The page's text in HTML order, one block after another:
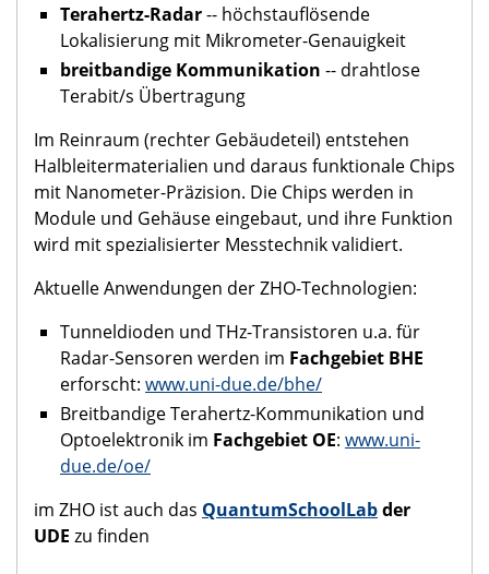
Terahertz-Radar-- höchstauflösende
Lokalisierung mit Mikrometer-Genauigkeit
breitbandige Kommunikation -- drahtlose
Terabit/s Übertragung
Im Reinraum (rechter Gebäudeteil) entstehen
Halbleitermaterialien und daraus funktionale Chips
mit Nanometer-Präzision. Die Chips werden in
Module und Gehäuse eingebaut, und ihre Funktion
wird mit spezialisierter Messtechnik validiert.
Aktuelle Anwendungen der ZHO-Technologien:
Tunneldioden und THz-Transistoren u.a. für
Radar-Sensoren werden im Fachgebiet BHE
erforscht: www.uni-due.de/bhe/
Breitbandige Terahertz-Kommunikation und
Optoelektronik im Fachgebiet OE: www.uni-
due.de/oe/
im ZHO ist auch das QuantumSchoolLabder
UDE zu finden